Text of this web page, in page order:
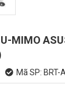
MIMO
Mã SP: BRT-